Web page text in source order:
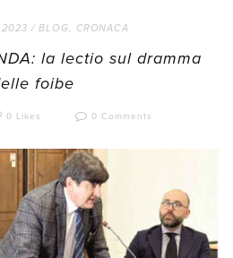
2023 /BLOG, CRONACA
la lectio sul dramma
foibe
0 Likes 0 Comments